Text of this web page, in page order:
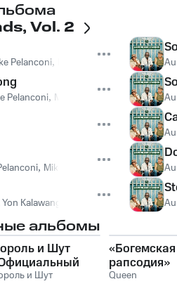
Vol. 2
Pelanconi, Mike Pelanconi, Dennis
Pelanconi, Mike Pelanconi, Winston
, Mike Pelanconi, Nick Coplowe
Yon Kalawang Aurélien Chambaud, Yon
альбомы
и Шут
Часть
и Шут
«Богемская
рапсодия»
Queen